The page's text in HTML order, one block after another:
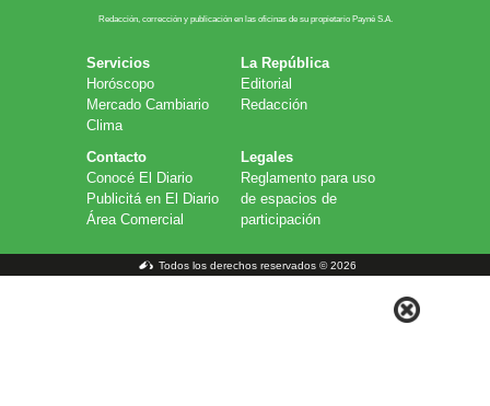
Redacción, corrección y publicación en las oficinas de su propietario Payn​é S.A.
Servicios
Horóscopo
Mercado Cambiario
Clima
La República
Editorial
Redacción
Contacto
Conocé El Diario
Publicitá en El Diario
Área Comercial
Legales
Reglamento para uso
de espacios de
participación
Todos los derechos reservados © 2026